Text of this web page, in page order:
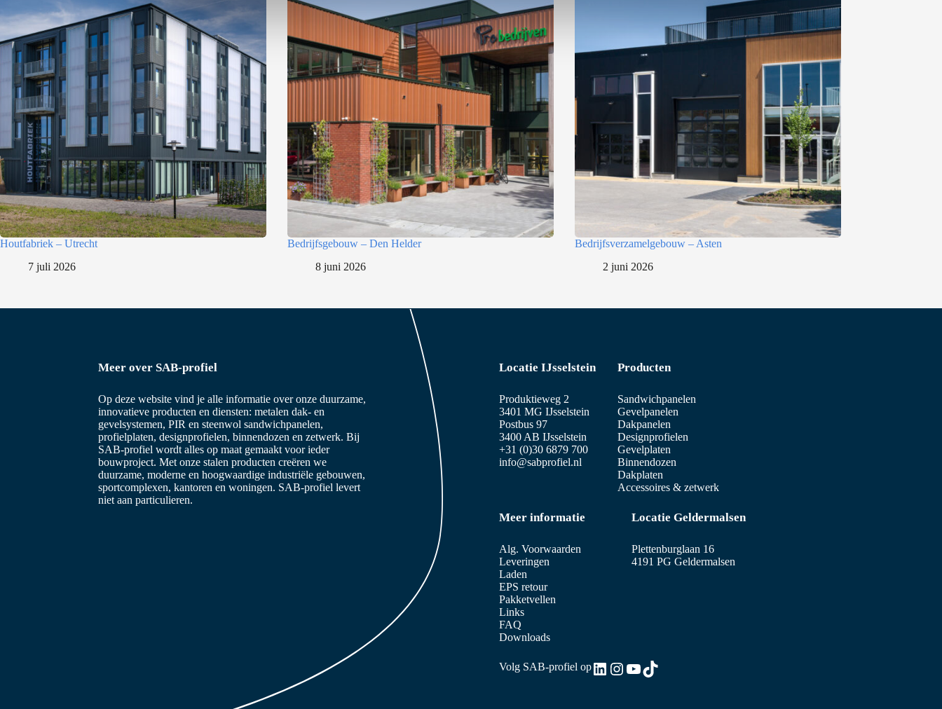
n
g
s
e
l
e
i
Houtfabriek – Utrecht
7 juli 2026
Bedrijfsgebouw – Den Helder
8 juni 2026
Bedrijfsverzamelgebouw – Asten
2 juni 2026
Meer over SAB-profiel
Op deze website vind je alle informatie over onze duurzame,
innovatieve producten en diensten: metalen dak- en
gevelsystemen, PIR en steenwol sandwichpanelen,
profielplaten, designprofielen, binnendozen en zetwerk. Bij
SAB-profiel wordt alles op maat gemaakt voor ieder
bouwproject. Met onze stalen producten creëren we
duurzame, moderne en hoogwaardige industriële gebouwen,
sportcomplexen, kantoren en woningen. SAB-profiel levert
niet aan particulieren.
Locatie IJsselstein
Produktieweg 2
3401 MG IJsselstein
Postbus 97
3400 AB IJsselstein
+31 (0)30 6879 700
info@sabprofiel.nl
Producten
Sandwichpanelen
Gevelpanelen
Dakpanelen
Designprofielen
Gevelplaten
Binnendozen
Dakplaten
Accessoires & zetwerk
Meer informatie
Alg. Voorwaarden
Leveringen
Laden
EPS retour
Pakketvellen
Links
FAQ
Downloads
Locatie Geldermalsen
Plettenburglaan 16
4191 PG Geldermalsen
Volg SAB-profiel opLinkedIn
Instagram
YouTube
TikTok